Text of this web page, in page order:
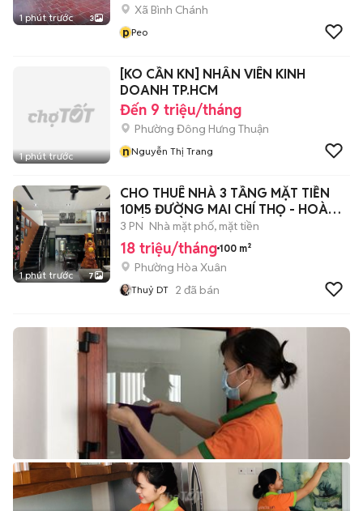
1 phút trước 3
Xã Bình Chánh
pPeo
1 phút trước
[KO CẦN KN] NHÂN VIÊN KINH
DOANH TP.HCM
Đến 9 triệu/tháng
Phường Đông Hưng Thuận
nNguyễn Thị Trang
1 phút trước 7
CHO THUÊ NHÀ 3 TẦNG MẶT TIỀN
10M5 ĐƯỜNG MAI CHÍ THỌ - HOÀ
XUÂN- CẨM L
3 PN Nhà mặt phố, mặt tiền
18 triệu/tháng 100 m²
Phường Hòa Xuân
Thuỷ DT 2 đã bán